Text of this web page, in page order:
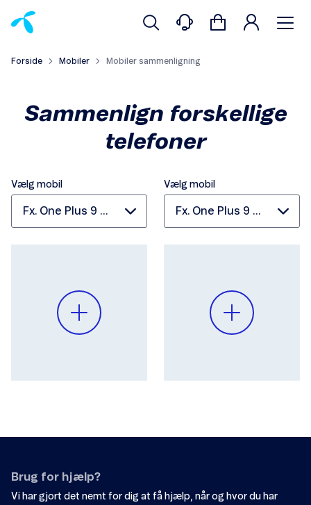
Forside Mobiler Mobiler sammenligning
Sammenlign forskellige
telefoner
Vælg mobil Vælg mobil
Brug for hjælp?
Vi har gjort det nemt for dig at få hjælp, når og hvor du har